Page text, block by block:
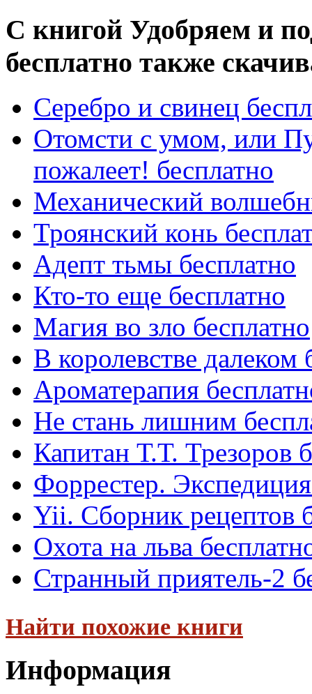
С книгой Удобряем и
бесплатно также
Серебро и свинец
Отомсти с умом, или
пожалеет! бесплатно
Механический
Троянский конь
Адепт тьмы бесплатно
Кто-то еще бесплатно
Магия во зло бесплатно
В королевстве далеком
Ароматерапия
Не стань лишним
Капитан Т.Т. Трезоров
Форрестер.
Yii. Сборник рецептов
Охота на льва
Странный приятель-2
Найти похожие книги
Информация